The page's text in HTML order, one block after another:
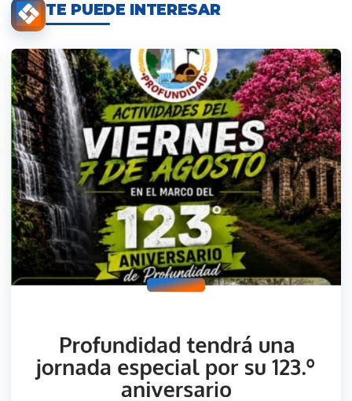
TE PUEDE INTERESAR